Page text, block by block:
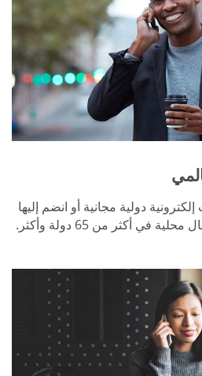
دولية مجانية أو انضم إليها
في أكثر من 65 دولة وأكثر.